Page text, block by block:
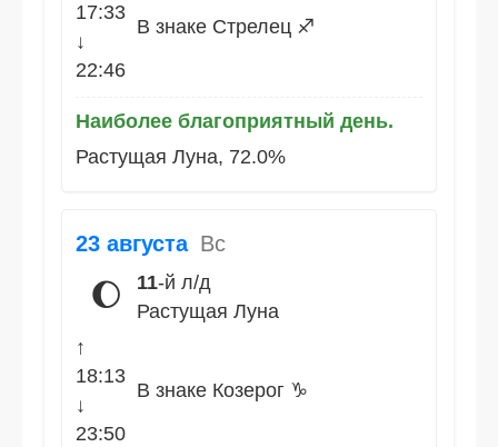
17:33
↓
22:46
В знаке Стрелец ♐
Наиболее благоприятный день.
Растущая Луна, 72.0%
23 августа Вс
🌔 11-й л/д
Растущая Луна
↑
18:13
↓
23:50
В знаке Козерог ♑